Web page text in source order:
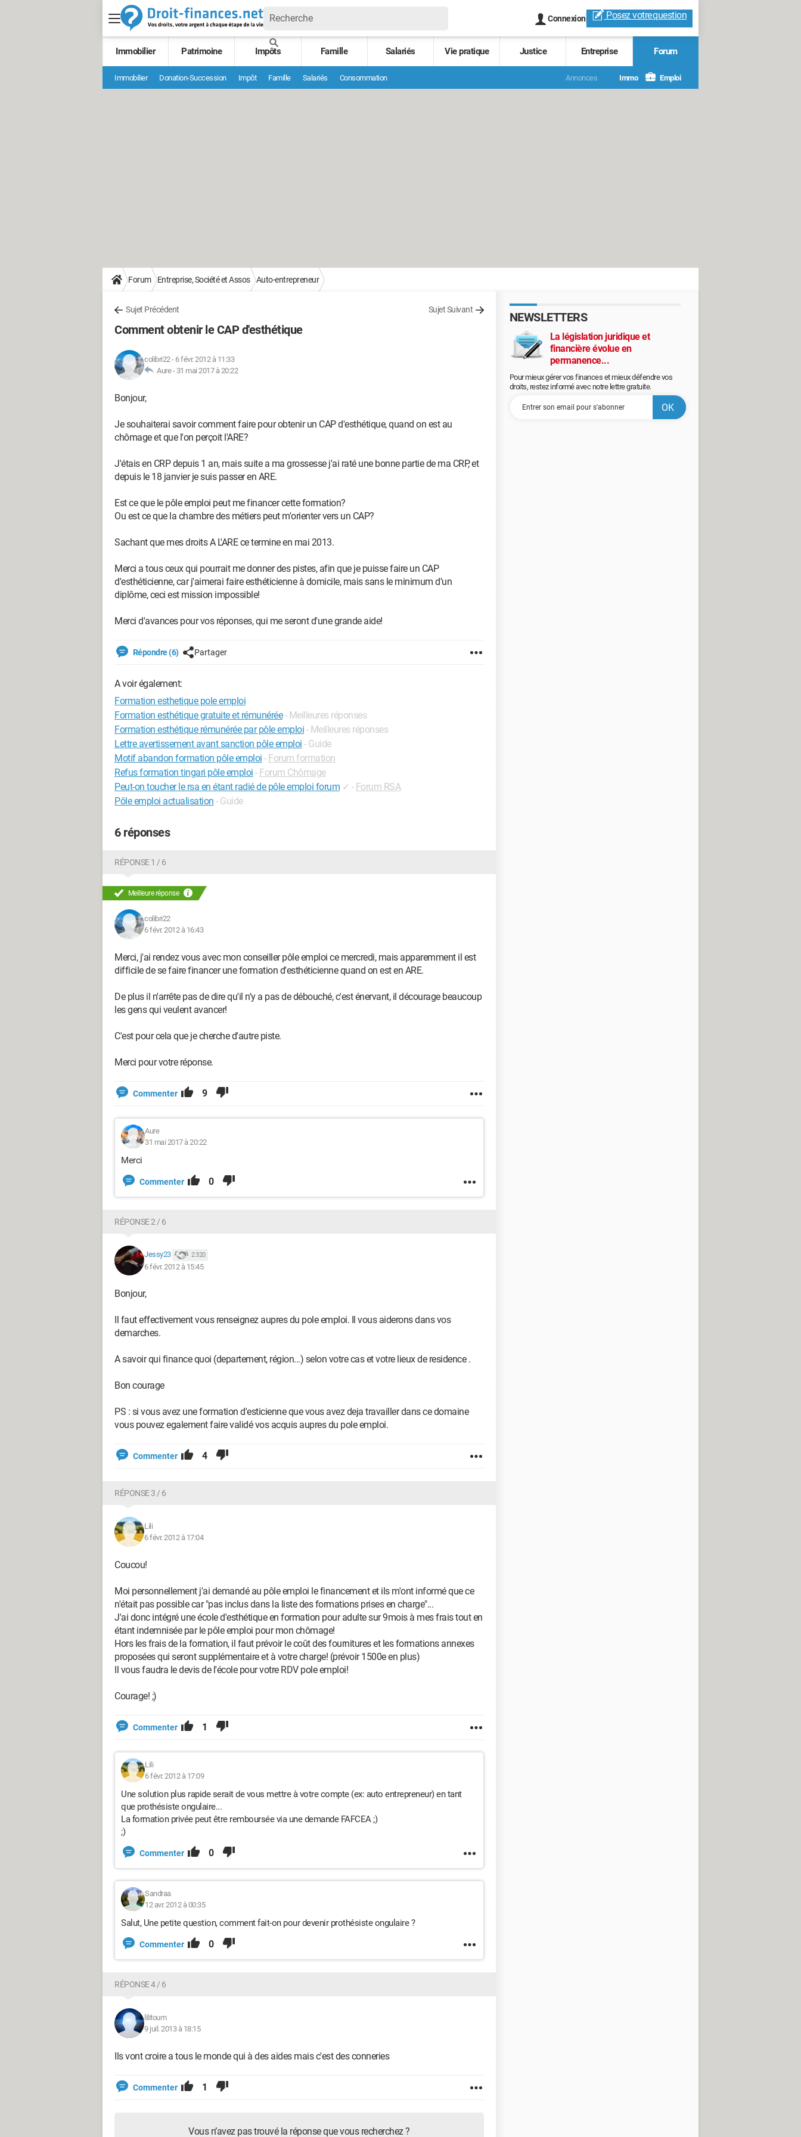
Connexion Posez votrequestion
Immobilier Patrimoine Impôts Famille Salariés Vie pratique Justice Entreprise Forum
Immobilier Donation-Succession Impôt Famille Salariés Consommation Annonces Immo Emploi
Forum Entreprise, Société et Assos Auto-entrepreneur
Sujet Précédent Sujet Suivant
Comment obtenir le CAP d'esthétique
colibri22- 6 févr. 2012 à 11:33
Aure - 31 mai 2017 à 20:22
Bonjour,
Je souhaiterai savoir comment faire pour obtenir un CAP d'esthétique, quand on est au
chômage et que l'on perçoit l'ARE?
J'étais en CRP depuis 1 an, mais suite a ma grossesse j'ai raté une bonne partie de ma CRP, et
depuis le 18 janvier je suis passer en ARE.
Est ce que le pôle emploi peut me financer cette formation?
Ou est ce que la chambre des métiers peut m'orienter vers un CAP?
Sachant que mes droits A L'ARE ce termine en mai 2013.
Merci a tous ceux qui pourrait me donner des pistes, afin que je puisse faire un CAP
d'esthéticienne, car j'aimerai faire esthéticienne à domicile, mais sans le minimum d'un
diplôme, ceci est mission impossible!
Merci d'avances pour vos réponses, qui me seront d'une grande aide!
Répondre (6) Partager
A voir également:
Formation esthetique pole emploi
Formation esthétique gratuite et rémunérée - Meilleures réponses
Formation esthétique rémunérée par pôle emploi - Meilleures réponses
Lettre avertissement avant sanction pôle emploi - Guide
Motif abandon formation pôle emploi - Forum formation
Refus formation tingari pôle emploi - Forum Chômage
Peut-on toucher le rsa en étant radié de pôle emploi forum ✓ - Forum RSA
Pôle emploi actualisation - Guide
6 réponses
RÉPONSE 1 / 6
Meilleure réponse
colibri22
6 févr. 2012 à 16:43
Merci, j'ai rendez vous avec mon conseiller pôle emploi ce mercredi, mais apparemment il est
difficile de se faire financer une formation d'esthéticienne quand on est en ARE.
De plus il n'arrête pas de dire qu'il n'y a pas de débouché, c'est énervant, il décourage beaucoup
les gens qui veulent avancer!
C'est pour cela que je cherche d'autre piste.
Merci pour votre réponse.
Commenter 9
Aure
31 mai 2017 à 20:22
Merci
Commenter 0
RÉPONSE 2 / 6
Jessy23 2 320
6 févr. 2012 à 15:45
Bonjour,
Il faut effectivement vous renseignez aupres du pole emploi. Il vous aiderons dans vos
demarches.
A savoir qui finance quoi (departement, région...) selon votre cas et votre lieux de residence .
Bon courage
PS : si vous avez une formation d'esticienne que vous avez deja travailler dans ce domaine
vous pouvez egalement faire validé vos acquis aupres du pole emploi.
Commenter 4
RÉPONSE 3 / 6
Lili
6 févr. 2012 à 17:04
Coucou!
Moi personnellement j'ai demandé au pôle emploi le financement et ils m'ont informé que ce
n'était pas possible car "pas inclus dans la liste des formations prises en charge"...
J'ai donc intégré une école d'esthétique en formation pour adulte sur 9mois à mes frais tout en
étant indemnisée par le pôle emploi pour mon chômage!
Hors les frais de la formation, il faut prévoir le coût des fournitures et les formations annexes
proposées qui seront supplémentaire et à votre charge! (prévoir 1500e en plus)
Il vous faudra le devis de l'école pour votre RDV pole emploi!
Courage! ;)
Commenter 1
Lili
6 févr. 2012 à 17:09
Une solution plus rapide serait de vous mettre à votre compte (ex: auto entrepreneur) en tant
que prothésiste ongulaire...
La formation privée peut être remboursée via une demande FAFCEA ;)
;)
Commenter 0
Sandraa
12 avr. 2012 à 00:35
Salut, Une petite question, comment fait-on pour devenir prothésiste ongulaire ?
Commenter 0
RÉPONSE 4 / 6
lilitoum
9 juil. 2013 à 18:15
Ils vont croire a tous le monde qui à des aides mais c'est des conneries
Commenter 1
Vous n’avez pas trouvé la réponse que vous recherchez ?
NEWSLETTERS
La législation juridique et
financière évolue en
permanence...
Pour mieux gérer vos finances et mieux défendre vos
droits, restez informé avec notre lettre gratuite.